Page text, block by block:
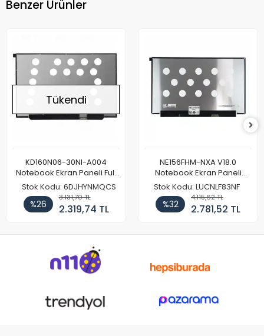
Benzer Ürünler
Tükendi
KD160N06-30NI-A004
Notebook Ekran Paneli Full
HD
Stok Kodu: 6DJHYNMQCS
%26
3.131,70 TL
2.319,74 TL
NE156FHM-NXA V18.0
Notebook Ekran Paneli
144Hz
Stok Kodu: LUCNLF83NF
%32
4.115,62 TL
2.781,52 TL